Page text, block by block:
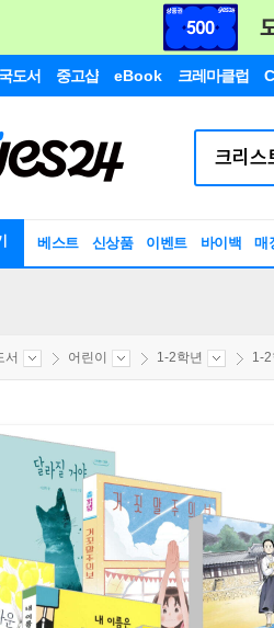
도서 중고샵 eBook 크레마클럽
베스트 신상품 이벤트 바이백 매
서 어린이 1-2학년 1-